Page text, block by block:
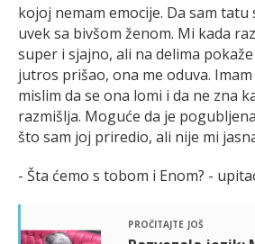
kojoj nemam emocije. Da sam
uvek sa bivšom ženom. Mi kada
super i sjajno, ali na delima
jutros prišao, ona me oduva.
mislim da se ona lomi i da ne zna
razmišlja. Moguće da je
što sam joj priredio, ali nije mi
- Šta ćemo s tobom i Enom? -
pročitajte još